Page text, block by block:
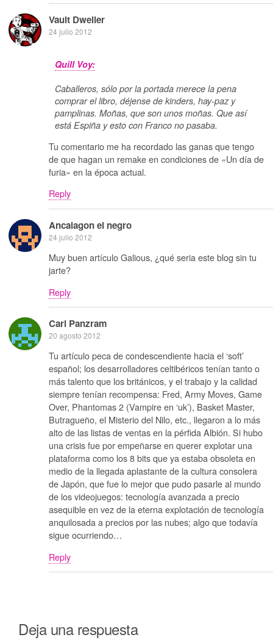
Vault Dweller
24 julio 2012
Quill Voy:
Caballeros, sólo por la portada merece la pena
comprar el libro, déjense de kinders, hay-paz y
pamplinas. Moñas, que son unos moñas. Que así
está Espiña y esto con Franco no pasaba.
Tu comentario me ha recordado las ganas que tengo
de que hagan un remake en condiciones de «Un día de
furia» en la época actual.
Reply
Ancalagon el negro
24 julio 2012
Muy buen artículo Galious, ¿qué seria este blog sin tu
jarte?
Reply
Carl Panzram
20 agosto 2012
Tu artículo peca de condescendiente hacia el ‘soft’
español; los desarrolladores celtibéricos tenían tanto o
más talento que los británicos, y el trabajo y la calidad
siempre tenían recompensa: Fred, Army Moves, Game
Over, Phantomas 2 (Vampire en ‘uk’), Basket Master,
Butragueño, el Misterio del Nilo, etc., llegaron a lo más
alto de las listas de ventas en la pérfida Albión. Si hubo
una crisis fue por empeñarse en querer explotar una
plataforma como los 8 bits que ya estaba obsoleta en
medio de la llegada aplastante de la cultura consolera
de Japón, que fue lo mejor que pudo pasarle al mundo
de los videojuegos: tecnología avanzada a precio
asequible en vez de la eterna explotación de tecnología
anquilosada a precios por las nubes; algo que todavía
sigue ocurriendo…
Reply
Deja una respuesta